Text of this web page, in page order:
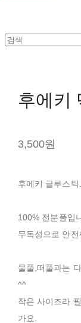
후에키
3,500원
후에키 글루스틱.
100% 전분풀입
무독성으로 안전
물풀,떠풀과는
^^
작은 사이즈라
가요.